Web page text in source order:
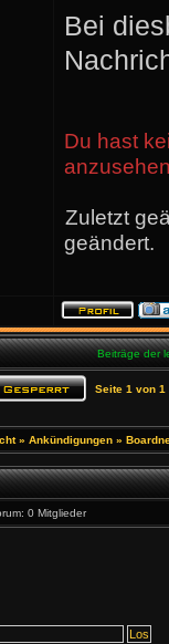
Bei
Du hast
Zuletzt
geändert.
Beiträge der
Seite 1 von 1
» Ankündigungen »
0 Mitglieder